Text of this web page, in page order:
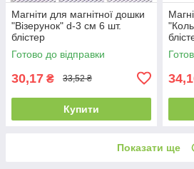
Магніти для магнітної дошки
"Візерунок" d-3 см 6 шт.
блістер
Готово до відправки
30,17 ₴ 33,52 ₴
Купити
Показати ще